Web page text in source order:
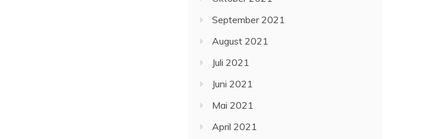
September 2021
August 2021
Juli 2021
Juni 2021
Mai 2021
April 2021